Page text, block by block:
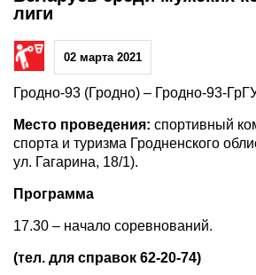
лиги
02 марта 2021
Гродно-93 (Гродно) – Гродно-93-
Место проведения: спортивный
спорта и туризма Гродненского
ул. Гагарина, 18/1).
Программа
17.30 – начало соревнований.
(тел. для справок 62-20-74)